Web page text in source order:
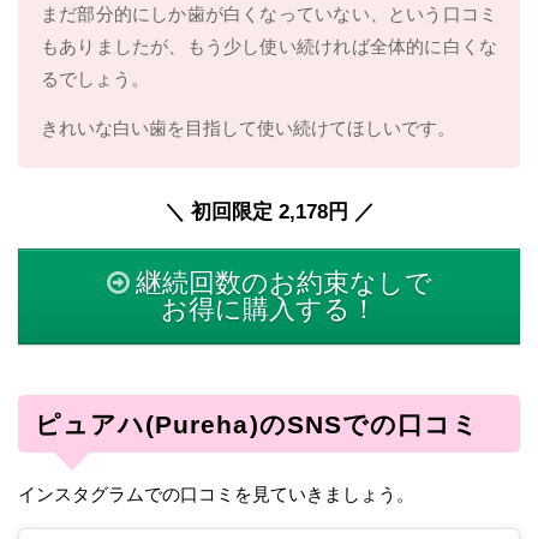
まだ部分的にしか歯が白くなっていない、という口コミ
もありましたが、もう少し使い続ければ全体的に白くな
るでしょう。
きれいな白い歯を目指して使い続けてほしいです。
＼ 初回限定 2,178円 ／
継続回数のお約束なしで
お得に購入する！
ピュアハ(Pureha)のSNSでの口コミ
インスタグラムでの口コミを見ていきましょう。